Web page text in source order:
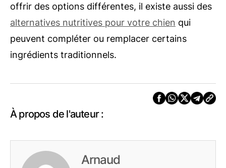
offrir des options différentes, il existe aussi des
alternatives nutritives pour votre chien qui
peuvent compléter ou remplacer certains
ingrédients traditionnels.
À propos de l'auteur :
Arnaud